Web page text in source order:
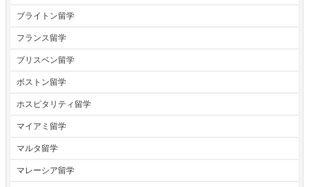
ブライトン留学
フランス留学
ブリスベン留学
ボストン留学
ホスピタリティ留学
マイアミ留学
マルタ留学
マレーシア留学